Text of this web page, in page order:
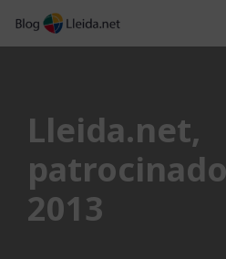
Saltar
Lleida.net,
2013